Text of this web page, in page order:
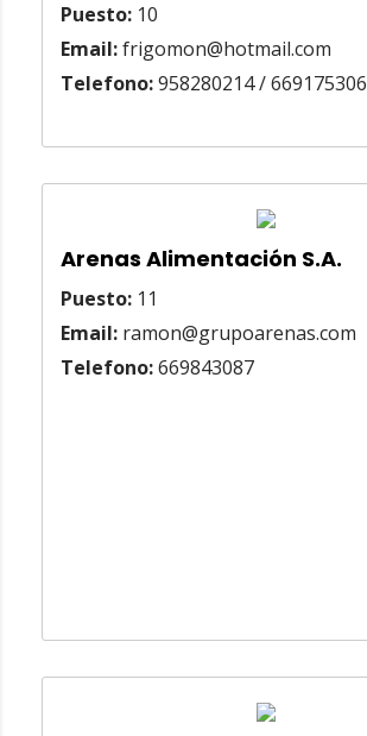
Puesto: 10
Email:frigomon@hotmail.com
Telefono:958280214 / 669175306
Arenas Alimentación S.A.
Puesto: 11
Email: ramon@grupoarenas.com
Telefono:669843087